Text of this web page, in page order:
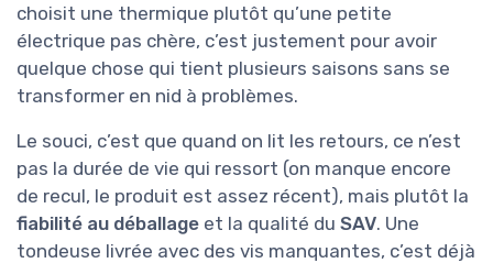
choisit une thermique plutôt qu’une petite
électrique pas chère, c’est justement pour avoir
quelque chose qui tient plusieurs saisons sans se
transformer en nid à problèmes.
Le souci, c’est que quand on lit les retours, ce n’est
pas la durée de vie qui ressort (on manque encore
de recul, le produit est assez récent), mais plutôt la
fiabilité au déballage et la qualité du SAV. Une
tondeuse livrée avec des vis manquantes, c’est déjà